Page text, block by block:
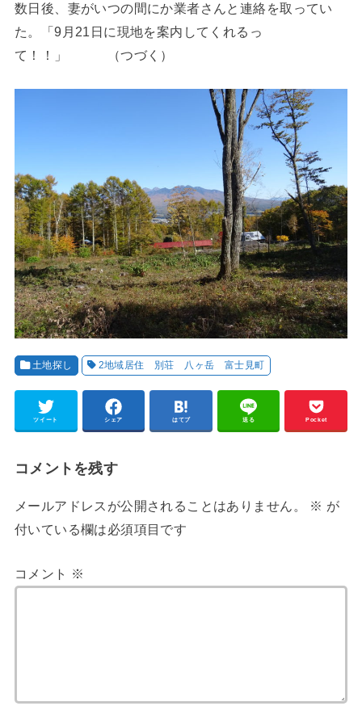
数日後、妻がいつの間にか業者さんと連絡を取ってい
た。「9月21日に現地を案内してくれるっ
て！！」 （つづく）
土地探し 2地域居住 別荘 八ヶ岳 富士見町
ツイート シェア はてブ 送る Pocket
コメントを残す
メールアドレスが公開されることはありません。 ※ が
付いている欄は必須項目です
コメント ※